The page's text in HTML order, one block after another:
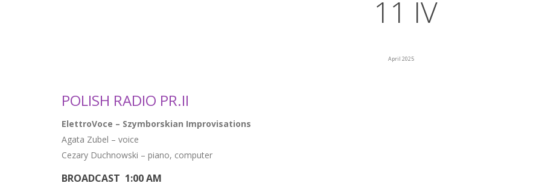
11 IV
April 2025
POLISH RADIO PR.II
ElettroVoce – Szymborskian Improvisations
Agata Zubel – voice
Cezary Duchnowski – piano, computer
BROADCAST 1:00 AM